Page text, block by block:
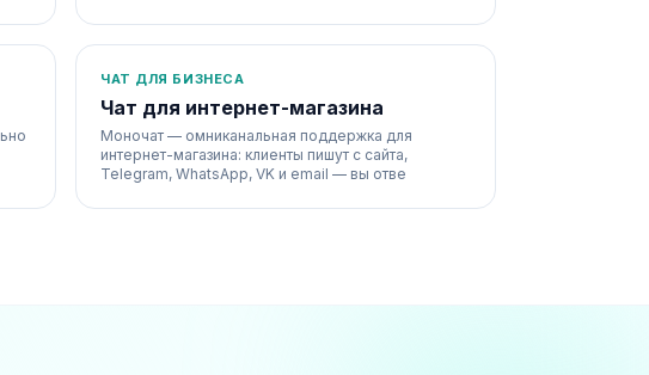
ЧАТ ДЛЯ БИЗНЕСА
Чат для интернет-магазина
Моночат — омниканальная поддержка для
интернет-магазина: клиенты пишут с сайта,
Telegram, WhatsApp, VK и email — вы отве